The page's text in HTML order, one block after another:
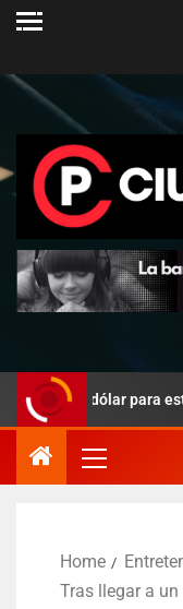
dólar para este sábado
Home
Tras llegar a